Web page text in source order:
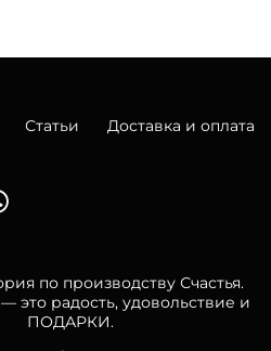
Статьи Доставка и оплата
по производству Счастья.
это радость, удовольствие и
ПОДАРКИ.